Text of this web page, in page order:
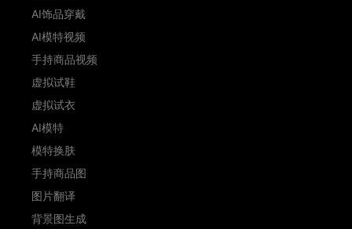
AI饰品穿戴
AI模特视频
手持商品视频
虚拟试鞋
虚拟试衣
AI模特
模特换肤
手持商品图
图片翻译
背景图生成